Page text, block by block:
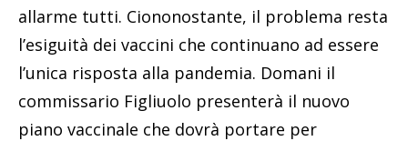
allarme tutti. Ciononostante, il problema resta
l’esiguità dei vaccini che continuano ad essere
l’unica risposta alla pandemia. Domani il
commissario Figliuolo presenterà il nuovo
piano vaccinale che dovrà portare per